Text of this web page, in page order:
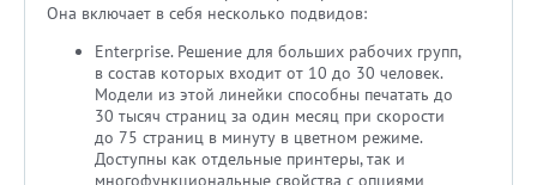
Она включает в себя несколько подвидов:
Enterprise. Решение для больших рабочих групп,
в состав которых входит от 10 до 30 человек.
Модели из этой линейки способны печатать до
30 тысяч страниц за один месяц при скорости
до 75 страниц в минуту в цветном режиме.
Доступны как отдельные принтеры, так и
многофункциональные свойства с опциями